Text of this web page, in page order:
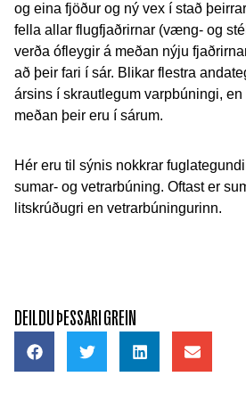
og eina fjöður og ný vex í stað
fella allar flugfjaðrirnar (væng- og
verða ófleygir á meðan nýju
að þeir fari í sár. Blikar flestra
ársins í skrautlegum varpbúningi, en
meðan þeir eru í sárum.
Hér eru til sýnis nokkrar
sumar- og vetrarbúning. Oftast er
litskrúðugri en vetrarbúningurinn.
DEILDU ÞESSARI GREIN